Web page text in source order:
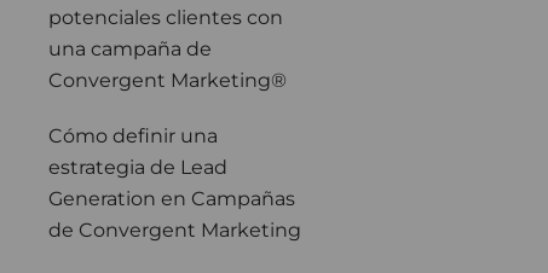
potenciales clientes con
una campaña de
Convergent Marketing®
Cómo definir una
estrategia de Lead
Generation en Campañas
de Convergent Marketing